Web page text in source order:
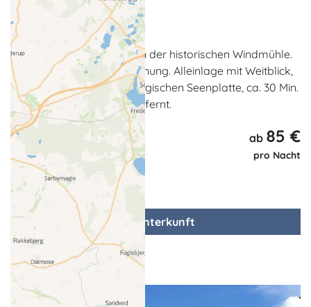
Zwei hochwertige Fewos in der historischen Windmühle.
Für bis zu 5 Pers. pro Wohnung. Alleinlage mit Weitblick,
im Herzen der Mecklenburgischen Seenplatte, ca. 30 Min.
Fußweg von der Müritz entfernt.
ab 85 €
pro Nacht
zur Unterkunft